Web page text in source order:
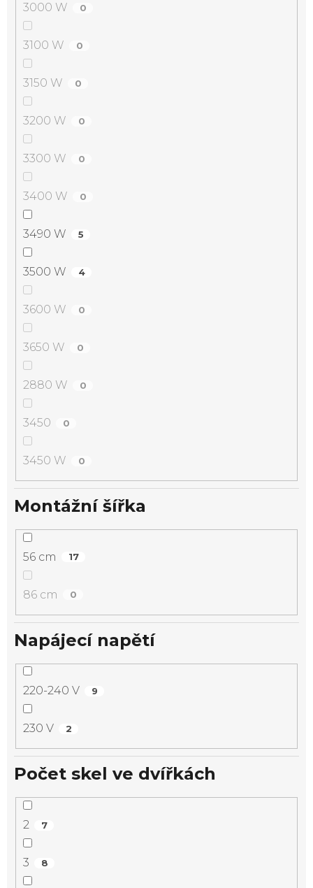
3000 W 0
3100 W 0
3150 W 0
3200 W 0
3300 W 0
3400 W 0
3490 W 5
3500 W 4
3600 W 0
3650 W 0
2880 W 0
3450 0
3450 W 0
Montážní šířka
56 cm 17
86 cm 0
Napájecí napětí
220-240 V 9
230 V 2
Počet skel ve dvířkách
2 7
3 8